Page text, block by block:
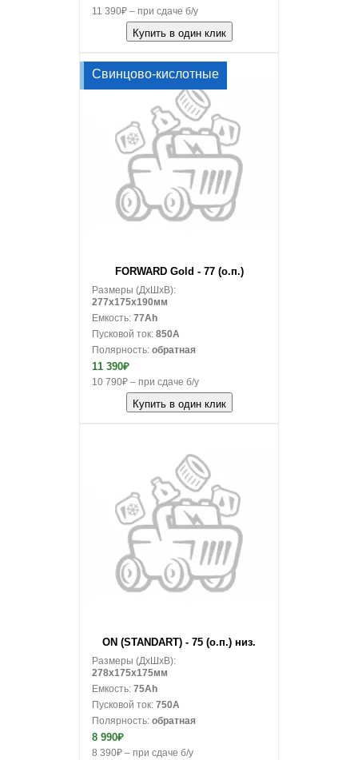
11 390₽ – при сдаче б/у
Купить в один клик
Свинцово-кислотные
FORWARD Gold - 77 (о.п.)
Размеры (ДxШxВ):
277x175x190мм
Емкость: 77Ah
Пусковой ток: 850A
Полярность: обратная
11 390₽
10 790₽ – при сдаче б/у
Купить в один клик
ON (STANDART) - 75 (о.п.) низ.
Размеры (ДxШxВ):
278x175x175мм
Емкость: 75Ah
Пусковой ток: 750A
Полярность: обратная
8 990₽
8 390₽ – при сдаче б/у